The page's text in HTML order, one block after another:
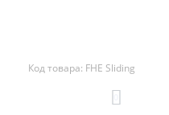
Код товара: FHE Sliding